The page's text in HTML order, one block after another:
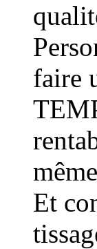
faire
Et